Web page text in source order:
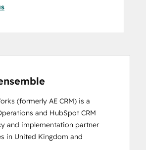
Hub Software
Partner
Software
(formerly AE CRM) is a
and HubSpot CRM
and implementation partner
in United Kingdom and